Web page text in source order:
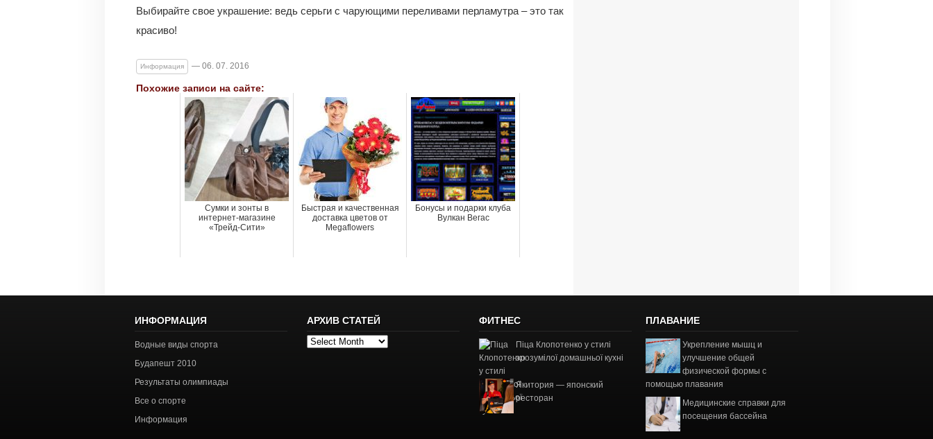
Выбирайте свое украшение: ведь серьги с чарующими переливами перламутра – это так
красиво!
Информация — 06. 07. 2016
Похожие записи на сайте:
Сумки и зонты в
интернет-магазине
«Трейд-Сити»
Быстрая и качественная
доставка цветов от
Megaflowers
Бонусы и подарки клуба
Вулкан Вегас
ИНФОРМАЦИЯ
Водные виды спорта
Будапешт 2010
Результаты олимпиады
Все о спорте
Информация
АРХИВ СТАТЕЙ
Архив
ФИТНЕС
Піца Клопотенко у стилі
зрозумілої домашньої кухні
Якитория — японский
ресторан
ПЛАВАНИЕ
Укрепление мышц и
улучшение общей
физической формы с
помощью плавания
Медицинские справки для
посещения бассейна